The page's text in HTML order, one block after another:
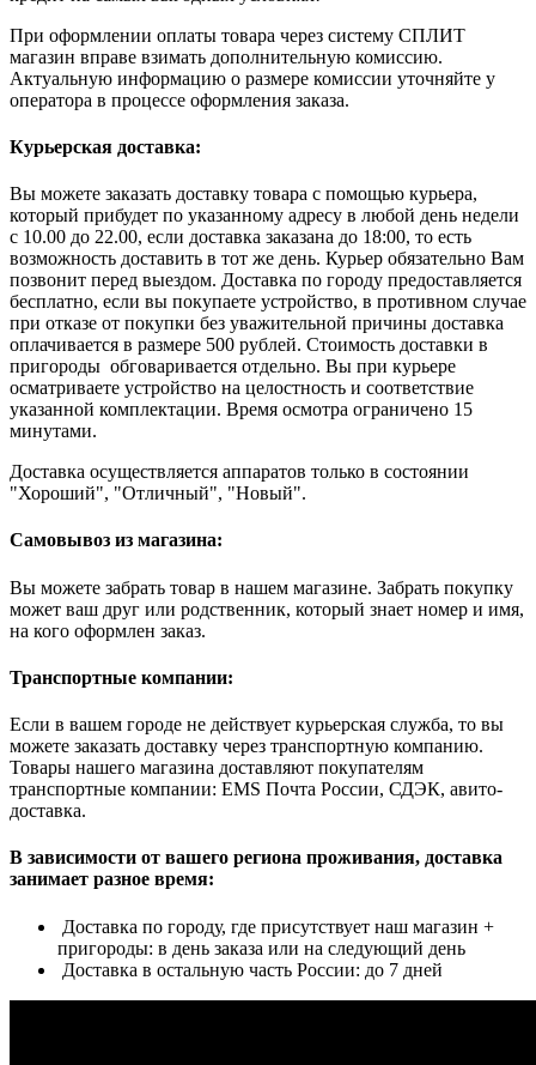
При оформлении оплаты товара через систему СПЛИТ
магазин вправе взимать дополнительную комиссию.
Актуальную информацию о размере комиссии уточняйте у
оператора в процессе оформления заказа.
Курьерская доставка:
Вы можете заказать доставку товара с помощью курьера,
который прибудет по указанному адресу в любой день недели
с 10.00 до 22.00, если доставка заказана до 18:00, то есть
возможность доставить в тот же день. Курьер обязательно Вам
позвонит перед выездом. Доставка по городу предоставляется
бесплатно, если вы покупаете устройство, в противном случае
при отказе от покупки без уважительной причины доставка
оплачивается в размере 500 рублей. Стоимость доставки в
пригороды обговаривается отдельно. Вы при курьере
осматриваете устройство на целостность и соответствие
указанной комплектации. Время осмотра ограничено 15
минутами.
Доставка осуществляется аппаратов только в состоянии
"Хороший", "Отличный", "Новый".
Самовывоз из магазина:
Вы можете забрать товар в нашем магазине. Забрать покупку
может ваш друг или родственник, который знает номер и имя,
на кого оформлен заказ.
Транспортные компании:
Если в вашем городе не действует курьерская служба, то вы
можете заказать доставку через транспортную компанию.
Товары нашего магазина доставляют покупателям
транспортные компании: EMS Почта России, СДЭК, авито-
доставка.
В зависимости от вашего региона проживания, доставка
занимает разное время:
Доставка по городу, где присутствует наш магазин +
пригороды: в день заказа или на следующий день
Доставка в остальную часть России: до 7 дней